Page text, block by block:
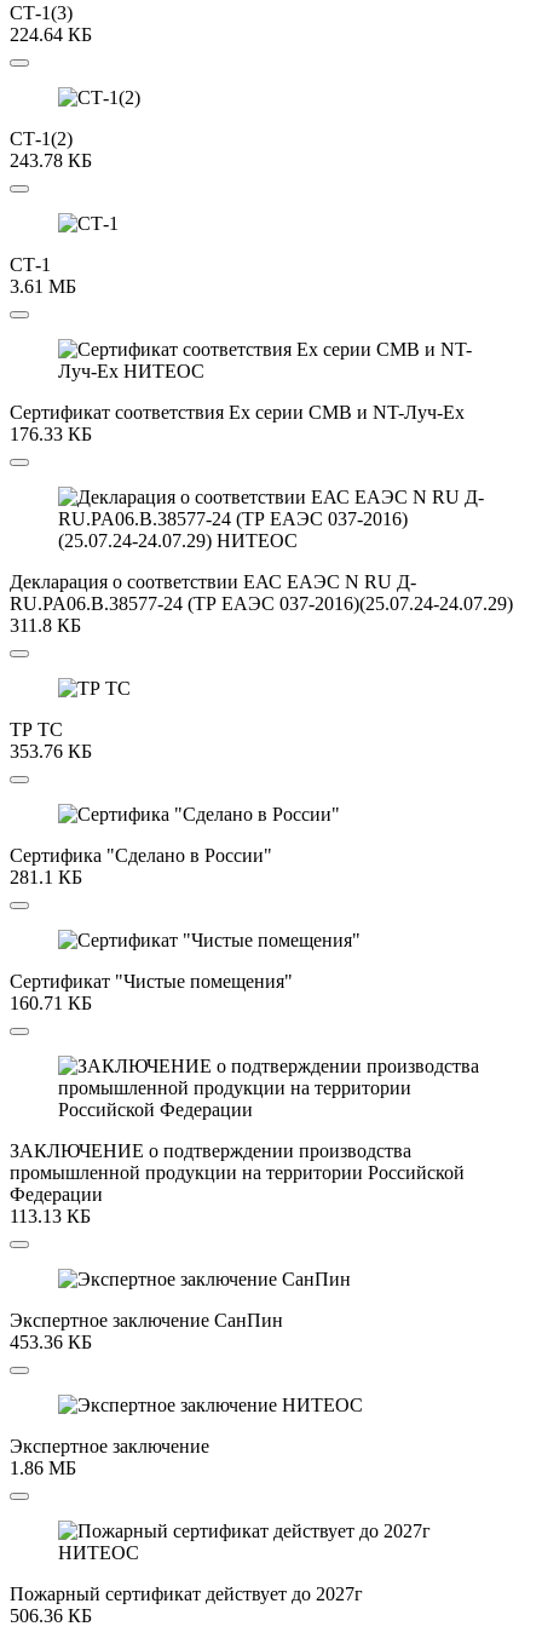
СТ-1(3)
224.64 КБ
СТ-1(2)
243.78 КБ
СТ-1
3.61 МБ
Сертификат соответствия Ex серии СМВ и NT-Луч-Ex
176.33 КБ
Декларация о соответствии ЕАС ЕАЭС N RU Д-
RU.PA06.B.38577-24 (ТР ЕАЭС 037-2016)(25.07.24-24.07.29)
311.8 КБ
ТР ТС
353.76 КБ
Сертифика "Сделано в России"
281.1 КБ
Сертификат "Чистые помещения"
160.71 КБ
ЗАКЛЮЧЕНИЕ о подтверждении производства
промышленной продукции на территории Российской
Федерации
113.13 КБ
Экспертное заключение СанПин
453.36 КБ
Экспертное заключение
1.86 МБ
Пожарный сертификат действует до 2027г
506.36 КБ